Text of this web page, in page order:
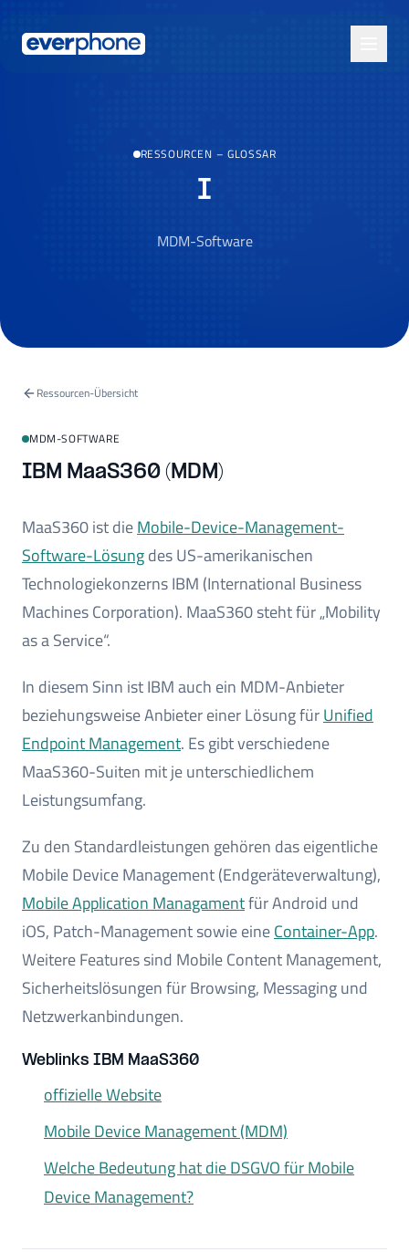
RESSOURCEN – GLOSSAR
I
MDM-Software
Ressourcen-Übersicht
MDM-SOFTWARE
IBM MaaS360 (MDM)
MaaS360 ist dieMobile-Device-Management-
Software-Lösungdes US-amerikanischen
Technologiekonzerns IBM (International Business
Machines Corporation). MaaS360 steht für „Mobility
as a Service“.
In diesem Sinn ist IBM auch ein MDM-Anbieter
beziehungsweise Anbieter einer Lösung fürUnified
Endpoint Management. Es gibt verschiedene
MaaS360-Suiten mit je unterschiedlichem
Leistungsumfang.
Zu den Standardleistungen gehören das eigentliche
Mobile Device Management (Endgeräteverwaltung),
Mobile Application Managamentfür Android und
iOS, Patch-Management sowie eineContainer-App.
Weitere Features sind Mobile Content Management,
Sicherheitslösungen für Browsing, Messaging und
Netzwerkanbindungen.
Weblinks IBM MaaS360
offizielle Website
Mobile Device Management (MDM)
Welche Bedeutung hat die DSGVO für Mobile
Device Management?